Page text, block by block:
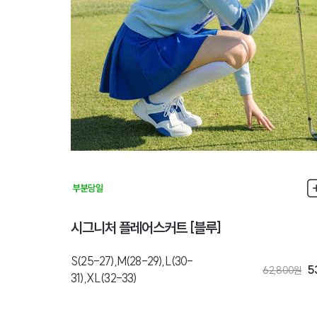
시그니처 플레어스커트 [블루]
S(25-27),M(28-29),L(30-
31),XL(32-33)
62,800원